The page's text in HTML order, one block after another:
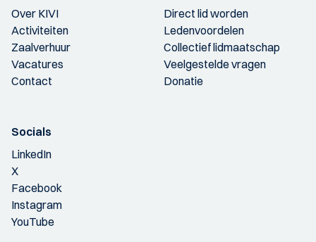
Over KIVI
Activiteiten
Zaalverhuur
Vacatures
Contact
Direct lid worden
Ledenvoordelen
Collectief lidmaatschap
Veelgestelde vragen
Donatie
Socials
LinkedIn
X
Facebook
Instagram
YouTube